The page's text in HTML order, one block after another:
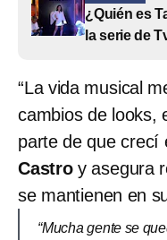
¿Quién es
la serie de
“La vida musical
cambios de looks,
parte de que crecí
Castroy asegura
se mantienen en
“Mucha gente se